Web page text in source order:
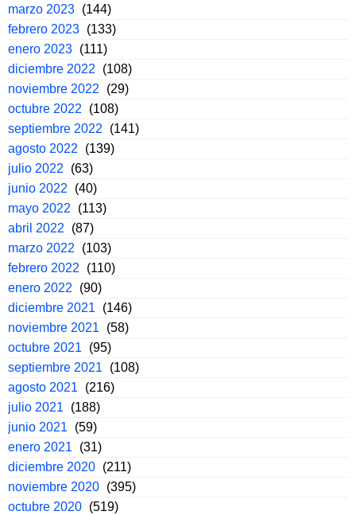
marzo 2023 (144)
febrero 2023 (133)
enero 2023 (111)
diciembre 2022
(108)
noviembre 2022
(29)
octubre 2022
(108)
septiembre 2022
(141)
agosto 2022
(139)
julio 2022
(63)
junio 2022
(40)
mayo 2022
(113)
abril 2022
(87)
marzo 2022
(103)
febrero 2022
(110)
enero 2022
(90)
diciembre 2021
(146)
noviembre 2021
(58)
octubre 2021
(95)
septiembre 2021
(108)
agosto 2021
(216)
julio 2021
(188)
junio 2021
(59)
enero 2021
(31)
diciembre 2020 (211)
noviembre 2020 (395)
octubre 2020 (519)